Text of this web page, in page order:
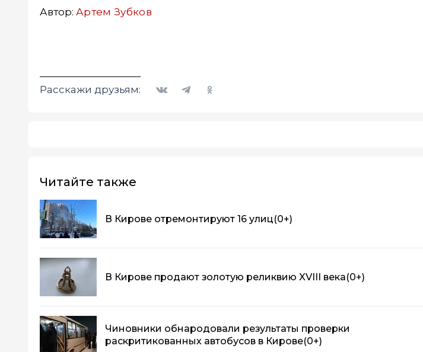
Автор: Артем Зубков
Расскажи друзьям:
Читайте также
В Кирове отремонтируют 16 улиц(0+)
В Кирове продают золотую реликвию XVIII века(0+)
Чиновники обнародовали результаты проверки
раскритикованных автобусов в Кирове(0+)